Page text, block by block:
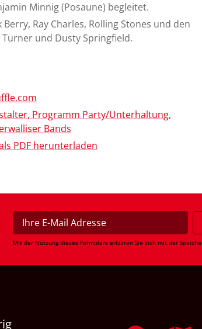
Minnig (Posaune) begleitet.
Ray Charles, Rolling Stones und den
und Dusty Springfield.
Programm Party/Unterhaltung,
Bands
PDF herunterladen
Mit der Nutzung dieses Formulars erklären Sie sich mit der